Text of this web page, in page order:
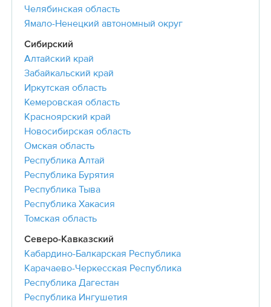
Челябинская область
Ямало-Ненецкий автономный округ
Сибирский
Алтайский край
Забайкальский край
Иркутская область
Кемеровская область
Красноярский край
Новосибирская область
Омская область
Республика Алтай
Республика Бурятия
Республика Тыва
Республика Хакасия
Томская область
Северо-Кавказский
Кабардино-Балкарская Республика
Карачаево-Черкесская Республика
Республика Дагестан
Республика Ингушетия